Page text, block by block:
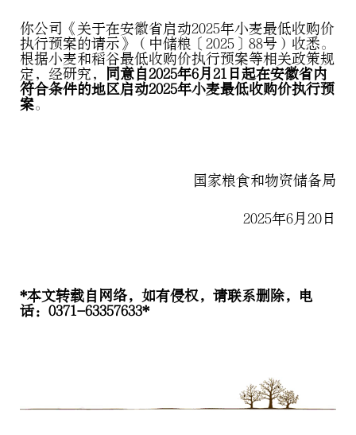
你公司《关于在安徽省启动2025年小麦最低收购价
执行预案的请示》（中储粮〔2025〕88号）收悉。
根据小麦和稻谷最低收购价执行预案等相关政策规
定，经研究，
同意自2025年6月21日起在安徽省内
符合条件的地区启动2025年小麦最低收购价执行预
案。
国家粮食和物资储备局
2025年6月20日
*本文转载自网络，如有侵权，请联系删除，电
话：0371-63357633*